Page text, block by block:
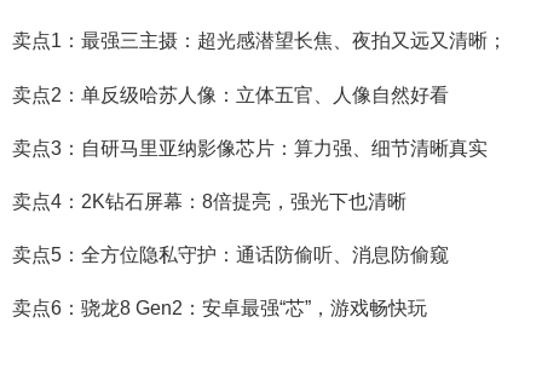
卖点1：最强三主摄：超光感潜望长焦、夜拍又远又清晰；
卖点2：单反级哈苏人像：立体五官、人像自然好看
卖点3：自研马里亚纳影像芯片：算力强、细节清晰真实
卖点4：2K钻石屏幕：8倍提亮，强光下也清晰
卖点5：全方位隐私守护：通话防偷听、消息防偷窥
卖点6：骁龙8 Gen2：安卓最强“芯”，游戏畅快玩